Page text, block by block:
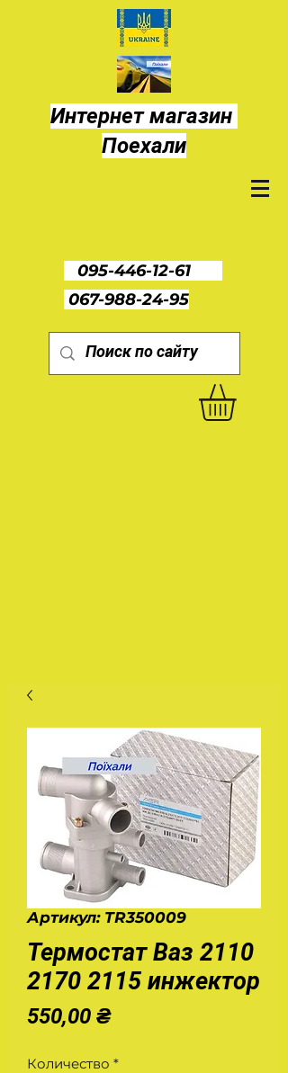
Интернет магазин
Поехали
095-446-12-61
067-988-24-95
Артикул: TR350009
Термостат Ваз 2110
2170 2115 инжектор
550,00 ₴Цена
Количество *